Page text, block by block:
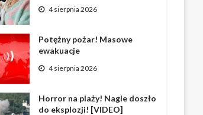
4 sierpnia 2026
Potężny pożar! Masowe
ewakuacje
4 sierpnia 2026
Horror na plaży! Nagle doszło
do eksplozji! [VIDEO]